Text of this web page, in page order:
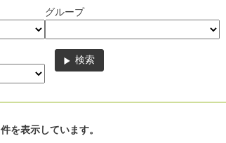
グループ
件を表示しています。